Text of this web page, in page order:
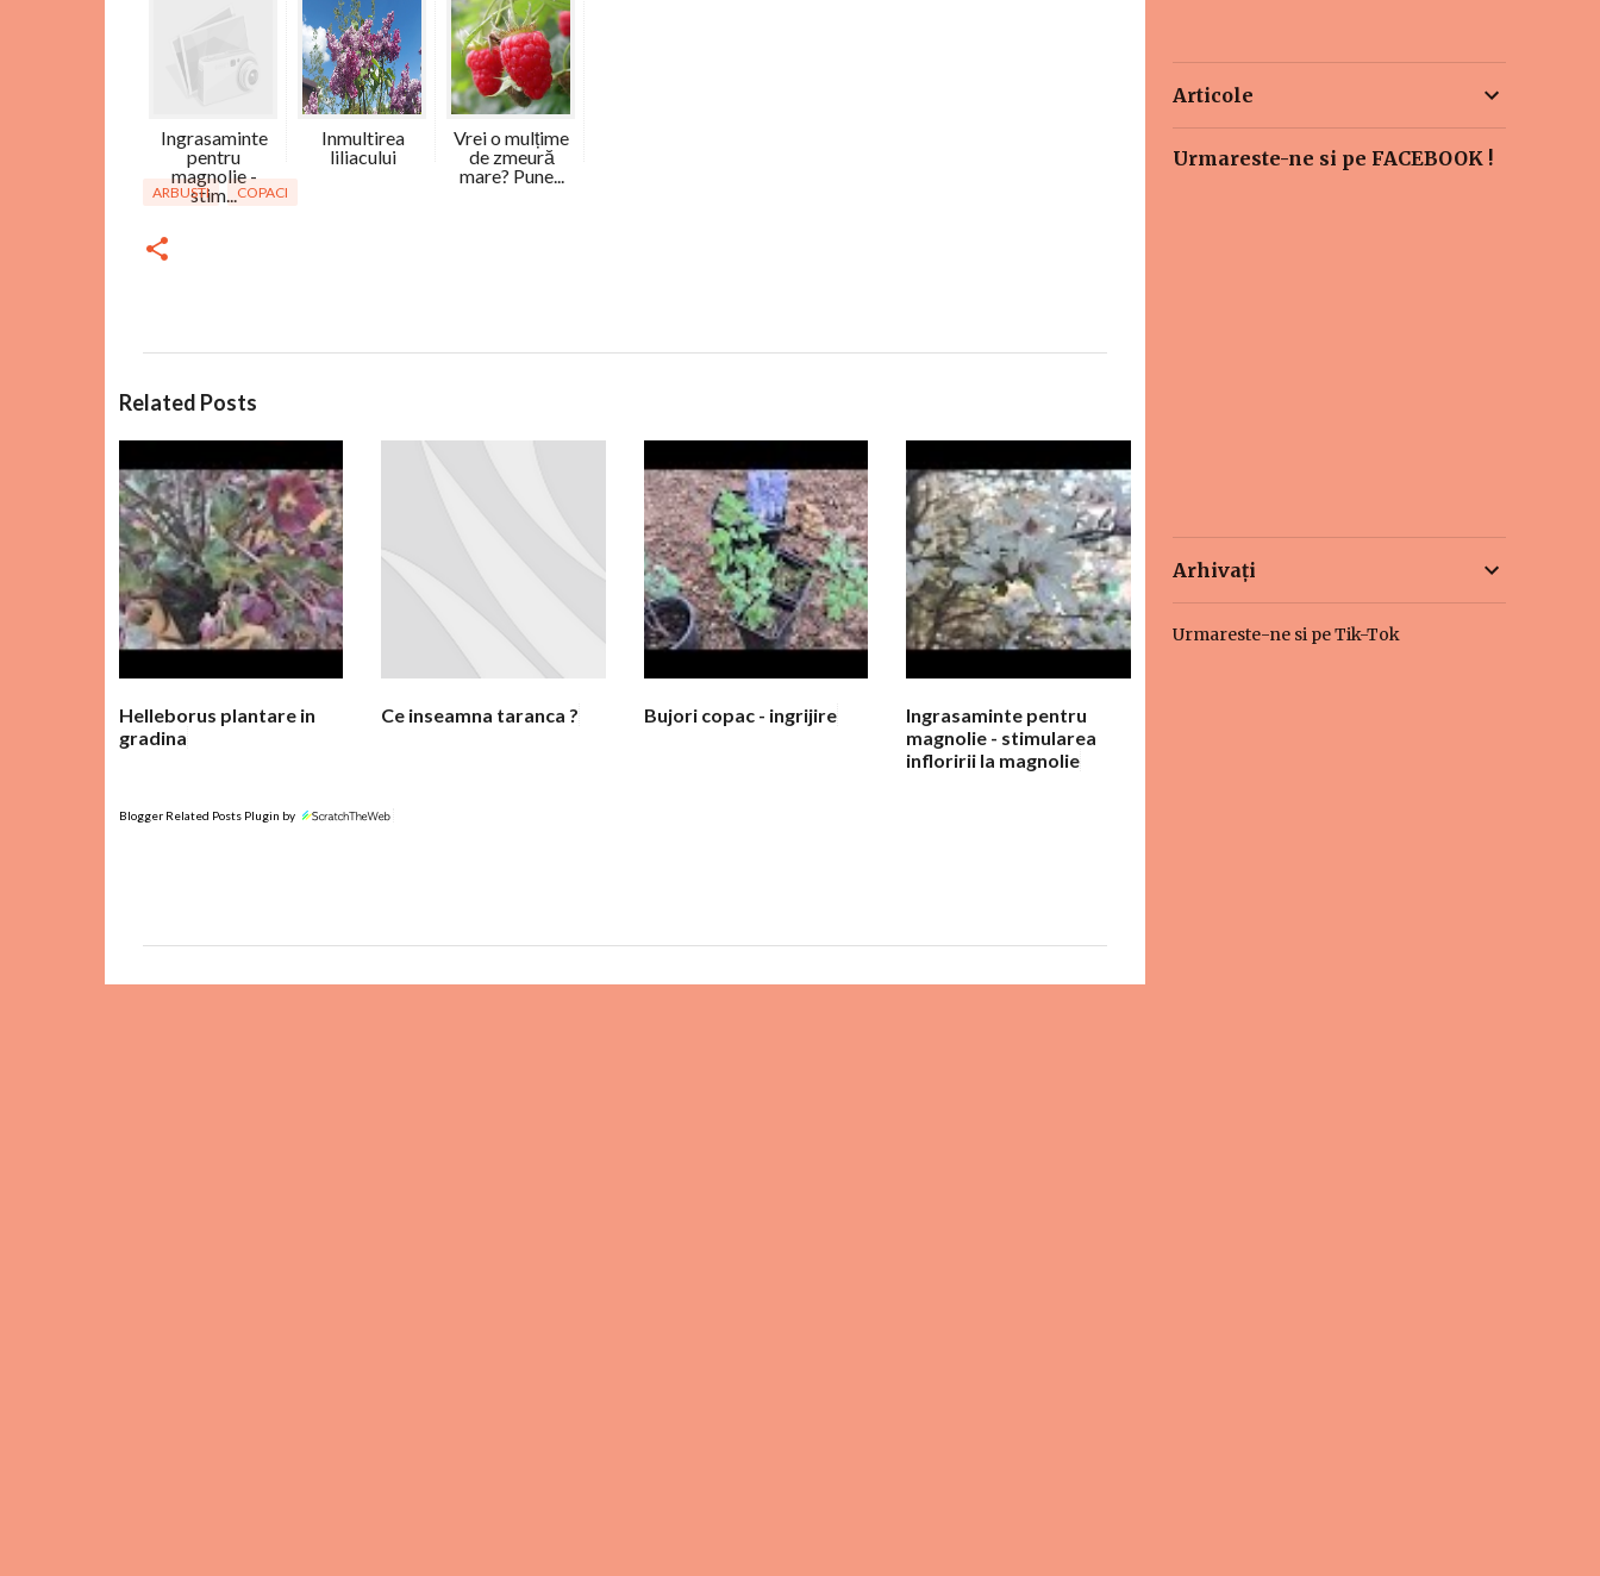
Ingrasaminte
pentru
magnolie -
stim...
Inmultirea
liliacului
Vrei o mulțime
de zmeură
mare? Pune...
ARBUSTI COPACI
Related Posts
Helleborus plantare in
gradina
Ce inseamna taranca ? Bujori copac - ingrijire
Ingrasaminte pentru
magnolie - stimularea
infloririi la magnolie
Blogger Related Posts Plugin by
C
e
n
t
a
r
i
Articole
Urmareste-ne si pe FACEBOOK !
Arhivați
Urmareste-ne si pe Tik-Tok